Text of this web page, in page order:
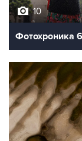
10
Фотохроника